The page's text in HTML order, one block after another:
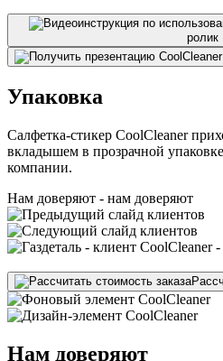
ролик
Упаковка
Салфетка-стикер CoolCleaner
вкладышем в прозрачной
компании.
Нам доверяют - нам доверяют
Нам доверяют